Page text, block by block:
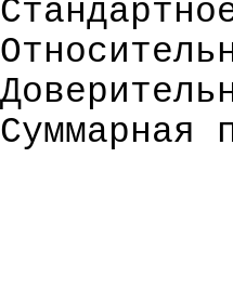
Суммарная